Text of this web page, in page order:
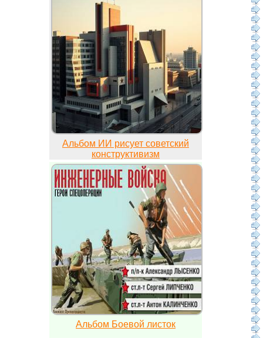
Альбом ИИ рисует советский
конструктивизм
Альбом Боевой листок